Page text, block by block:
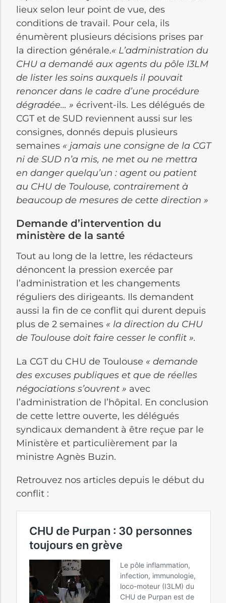
lieux selon leur point de vue, des
conditions de travail. Pour cela, ils
énumèrent plusieurs décisions prises par
la direction générale.« L’administration du
CHU a demandé aux agents du pôle I3LM
de lister les soins auxquels il pouvait
renoncer dans le cadre d’une procédure
dégradée… » écrivent-ils. Les délégués de
CGT et de SUD reviennent aussi sur les
consignes, donnés depuis plusieurs
semaines « jamais une consigne de la CGT
ni de SUD n’a mis, ne met ou ne mettra
en danger quelqu’un : agent ou patient
au CHU de Toulouse, contrairement à
beaucoup de mesures de cette direction »
Demande d’intervention du
ministère de la santé
Tout au long de la lettre, les rédacteurs
dénoncent la pression exercée par
l’administration et les changements
réguliers des dirigeants. Ils demandent
aussi la fin de ce conflit qui durent depuis
plus de 2 semaines « la direction du CHU
de Toulouse doit faire cesser le conflit ».
La CGT du CHU de Toulouse « demande
des excuses publiques et que de réelles
négociations s’ouvrent » avec
l’administration de l’hôpital. En conclusion
de cette lettre ouverte, les délégués
syndicaux demandent à être reçue par le
Ministère et particulièrement par la
ministre Agnès Buzin.
Retrouvez nos articles depuis le début du
conflit :